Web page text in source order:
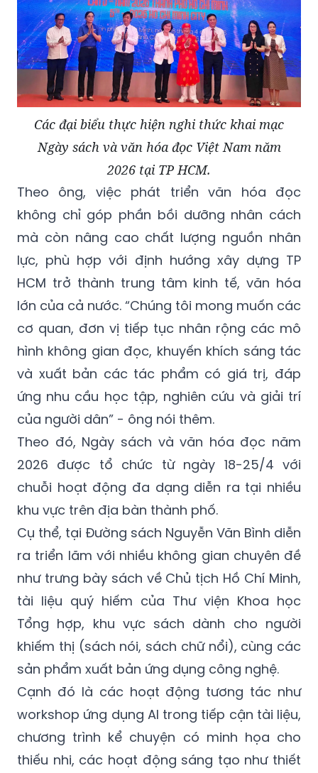
Các đại biểu thực hiện nghi thức khai mạc
Ngày sách và văn hóa đọc Việt Nam năm
2026 tại TP HCM.
Theo ông, việc phát triển văn hóa đọc
không chỉ góp phần bồi dưỡng nhân cách
mà còn nâng cao chất lượng nguồn nhân
lực, phù hợp với định hướng xây dựng TP
HCM trở thành trung tâm kinh tế, văn hóa
lớn của cả nước. “Chúng tôi mong muốn các
cơ quan, đơn vị tiếp tục nhân rộng các mô
hình không gian đọc, khuyến khích sáng tác
và xuất bản các tác phẩm có giá trị, đáp
ứng nhu cầu học tập, nghiên cứu và giải trí
của người dân” - ông nói thêm.
Theo đó, Ngày sách và văn hóa đọc năm
2026 được tổ chức từ ngày 18-25/4 với
chuỗi hoạt động đa dạng diễn ra tại nhiều
khu vực trên địa bàn thành phố.
Cụ thể, tại Đường sách Nguyễn Văn Bình diễn
ra triển lãm với nhiều không gian chuyên đề
như trưng bày sách về Chủ tịch Hồ Chí Minh,
tài liệu quý hiếm của Thư viện Khoa học
Tổng hợp, khu vực sách dành cho người
khiếm thị (sách nói, sách chữ nổi), cùng các
sản phẩm xuất bản ứng dụng công nghệ.
Cạnh đó là các hoạt động tương tác như
workshop ứng dụng AI trong tiếp cận tài liệu,
chương trình kể chuyện có minh họa cho
thiếu nhi, các hoạt động sáng tạo như thiết